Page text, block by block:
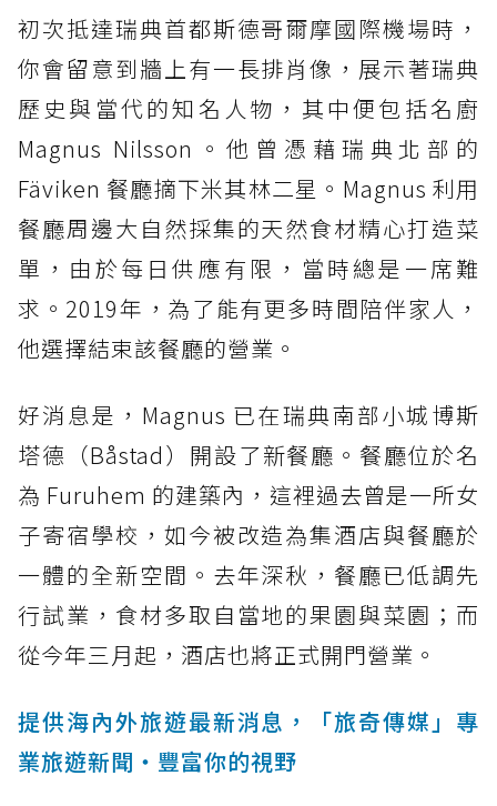
初次抵達瑞典首都斯德哥爾摩國際機場時，
你會留意到牆上有一長排肖像，展示著瑞典
歷史與當代的知名人物，其中便包括名廚
Magnus Nilsson。他曾憑藉瑞典北部的
Fäviken 餐廳摘下米其林二星。Magnus 利用
餐廳周邊大自然採集的天然食材精心打造菜
單，由於每日供應有限，當時總是一席難
求。2019年，為了能有更多時間陪伴家人，
他選擇結束該餐廳的營業。
好消息是，Magnus 已在瑞典南部小城博斯
塔德（Båstad）開設了新餐廳。餐廳位於名
為 Furuhem 的建築內，這裡過去曾是一所女
子寄宿學校，如今被改造為集酒店與餐廳於
一體的全新空間。去年深秋，餐廳已低調先
行試業，食材多取自當地的果園與菜園；而
從今年三月起，酒店也將正式開門營業。
提供海內外旅遊最新消息，「旅奇傳媒」專
業旅遊新聞‧豐富你的視野